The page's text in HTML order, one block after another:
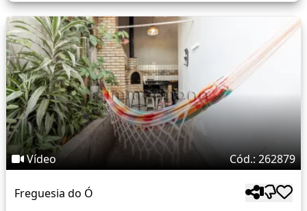
Vídeo Cód.: 262879
Freguesia do Ó